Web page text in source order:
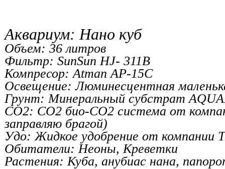
Аквариум: Нано куб
Объем: 36 литров
Фильтр: SunSun HJ- 311B
Компресор: Atman AP-15C
Освещение: Люминесцентная
Грунт: Минеральный субстрат
СО2: СО2 био-СО2 система от
заправляю брагой)
Удо: Жидкое удобрение от компании
Обитатели: Неоны, Креветки
Растения: Куба, анубиас нана,